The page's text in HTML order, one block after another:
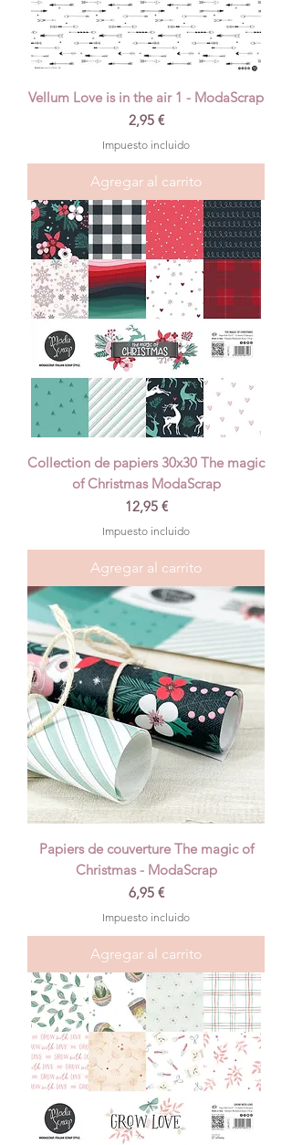
Vellum Love is in the air 1 - ModaScrap
Precio
2,95 €
Impuesto incluido
Agregar al carrito
Collection de papiers 30x30 The magic
of Christmas ModaScrap
Precio
12,95 €
Impuesto incluido
Agregar al carrito
Papiers de couverture The magic of
Christmas - ModaScrap
Precio
6,95 €
Impuesto incluido
Agregar al carrito